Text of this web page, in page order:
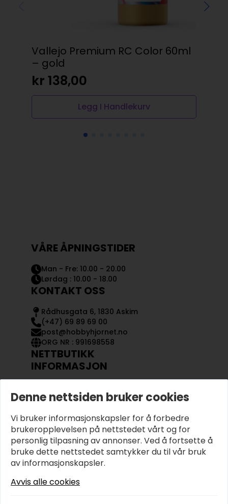
Vallejo Premium RC Color 60ml
– gold
kr 138,00
Legg I Handlekurv
VÅRE ÅPNINGSTIDER
Man - Fre: 10.00 - 20.00
Lørdag : 10.00 - 18.00
KONTAKT OSS
Rådhusgata 6, 1830 Askim
(+47) 69 89 69 00
post@hobbyhjornet.no
ORG NR : 991698558
NETTBUTIKK
INFORMASJON
OM OSS
KJØPSVILKÅR OG BETINGELSER
PERSONVERN
Denne nettsiden bruker cookies
Vi bruker informasjonskapsler for å forbedre
brukeropplevelsen på nettstedet vårt og for
personlig tilpasning av annonser. Ved å fortsette å
bruke dette nettstedet samtykker du til vår bruk
av informasjonskapsler.
Avvis alle cookies